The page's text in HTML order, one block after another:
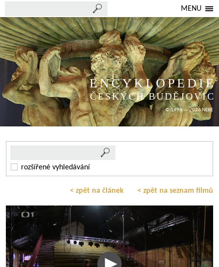
MENU
ENCYKLOPEDIE
ČESKÝCH BUDĚJOVIC
© 1998 — 2026 NEBE
rozšířené vyhledávání
< zpět na článek < zpět na seznam filmů